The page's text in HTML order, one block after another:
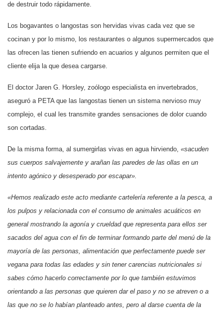
de destruir todo rápidamente.
Los bogavantes o langostas son hervidas vivas cada vez que se
cocinan y por lo mismo, los restaurantes o algunos supermercados que
las ofrecen las tienen sufriendo en acuarios y algunos permiten que el
cliente elija la que desea cargarse.
El doctor Jaren G. Horsley, zoólogo especialista en invertebrados,
aseguró a PETA que las langostas tienen un sistema nervioso muy
complejo, el cual les transmite grandes sensaciones de dolor cuando
son cortadas.
De la misma forma, al sumergirlas vivas en agua hirviendo, «sacuden
sus cuerpos salvajemente y arañan las paredes de las ollas en un
intento agónico y desesperado por escapar».
«Hemos realizado este acto mediante cartelería referente a la pesca, a
los pulpos y relacionada con el consumo de animales acuáticos en
general mostrando la agonía y crueldad que representa para ellos ser
sacados del agua con el fin de terminar formando parte del menú de la
mayoría de las personas, alimentación que perfectamente puede ser
vegana para todas las edades y sin tener carencias nutricionales si
sabes cómo hacerlo correctamente por lo que también estuvimos
orientando a las personas que quieren dar el paso y no se atreven o a
las que no se lo habían planteado antes, pero al darse cuenta de la